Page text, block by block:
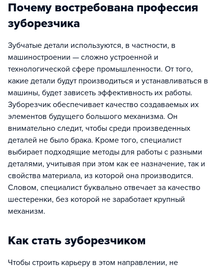
Почему востребована профессия
зуборезчика
Зубчатые детали используются, в частности, в
машиностроении — сложно устроенной и
технологической сфере промышленности. От того,
какие детали будут производиться и устанавливаться в
машины, будет зависеть эффективность их работы.
Зуборезчик обеспечивает качество создаваемых их
элементов будущего большого механизма. Он
внимательно следит, чтобы среди произведенных
деталей не было брака. Кроме того, специалист
выбирает подходящие методы для работы с разными
деталями, учитывая при этом как ее назначение, так и
свойства материала, из которой она производится.
Словом, специалист буквально отвечает за качество
шестеренки, без которой не заработает крупный
механизм.
Как стать зуборезчиком
Чтобы строить карьеру в этом направлении, не